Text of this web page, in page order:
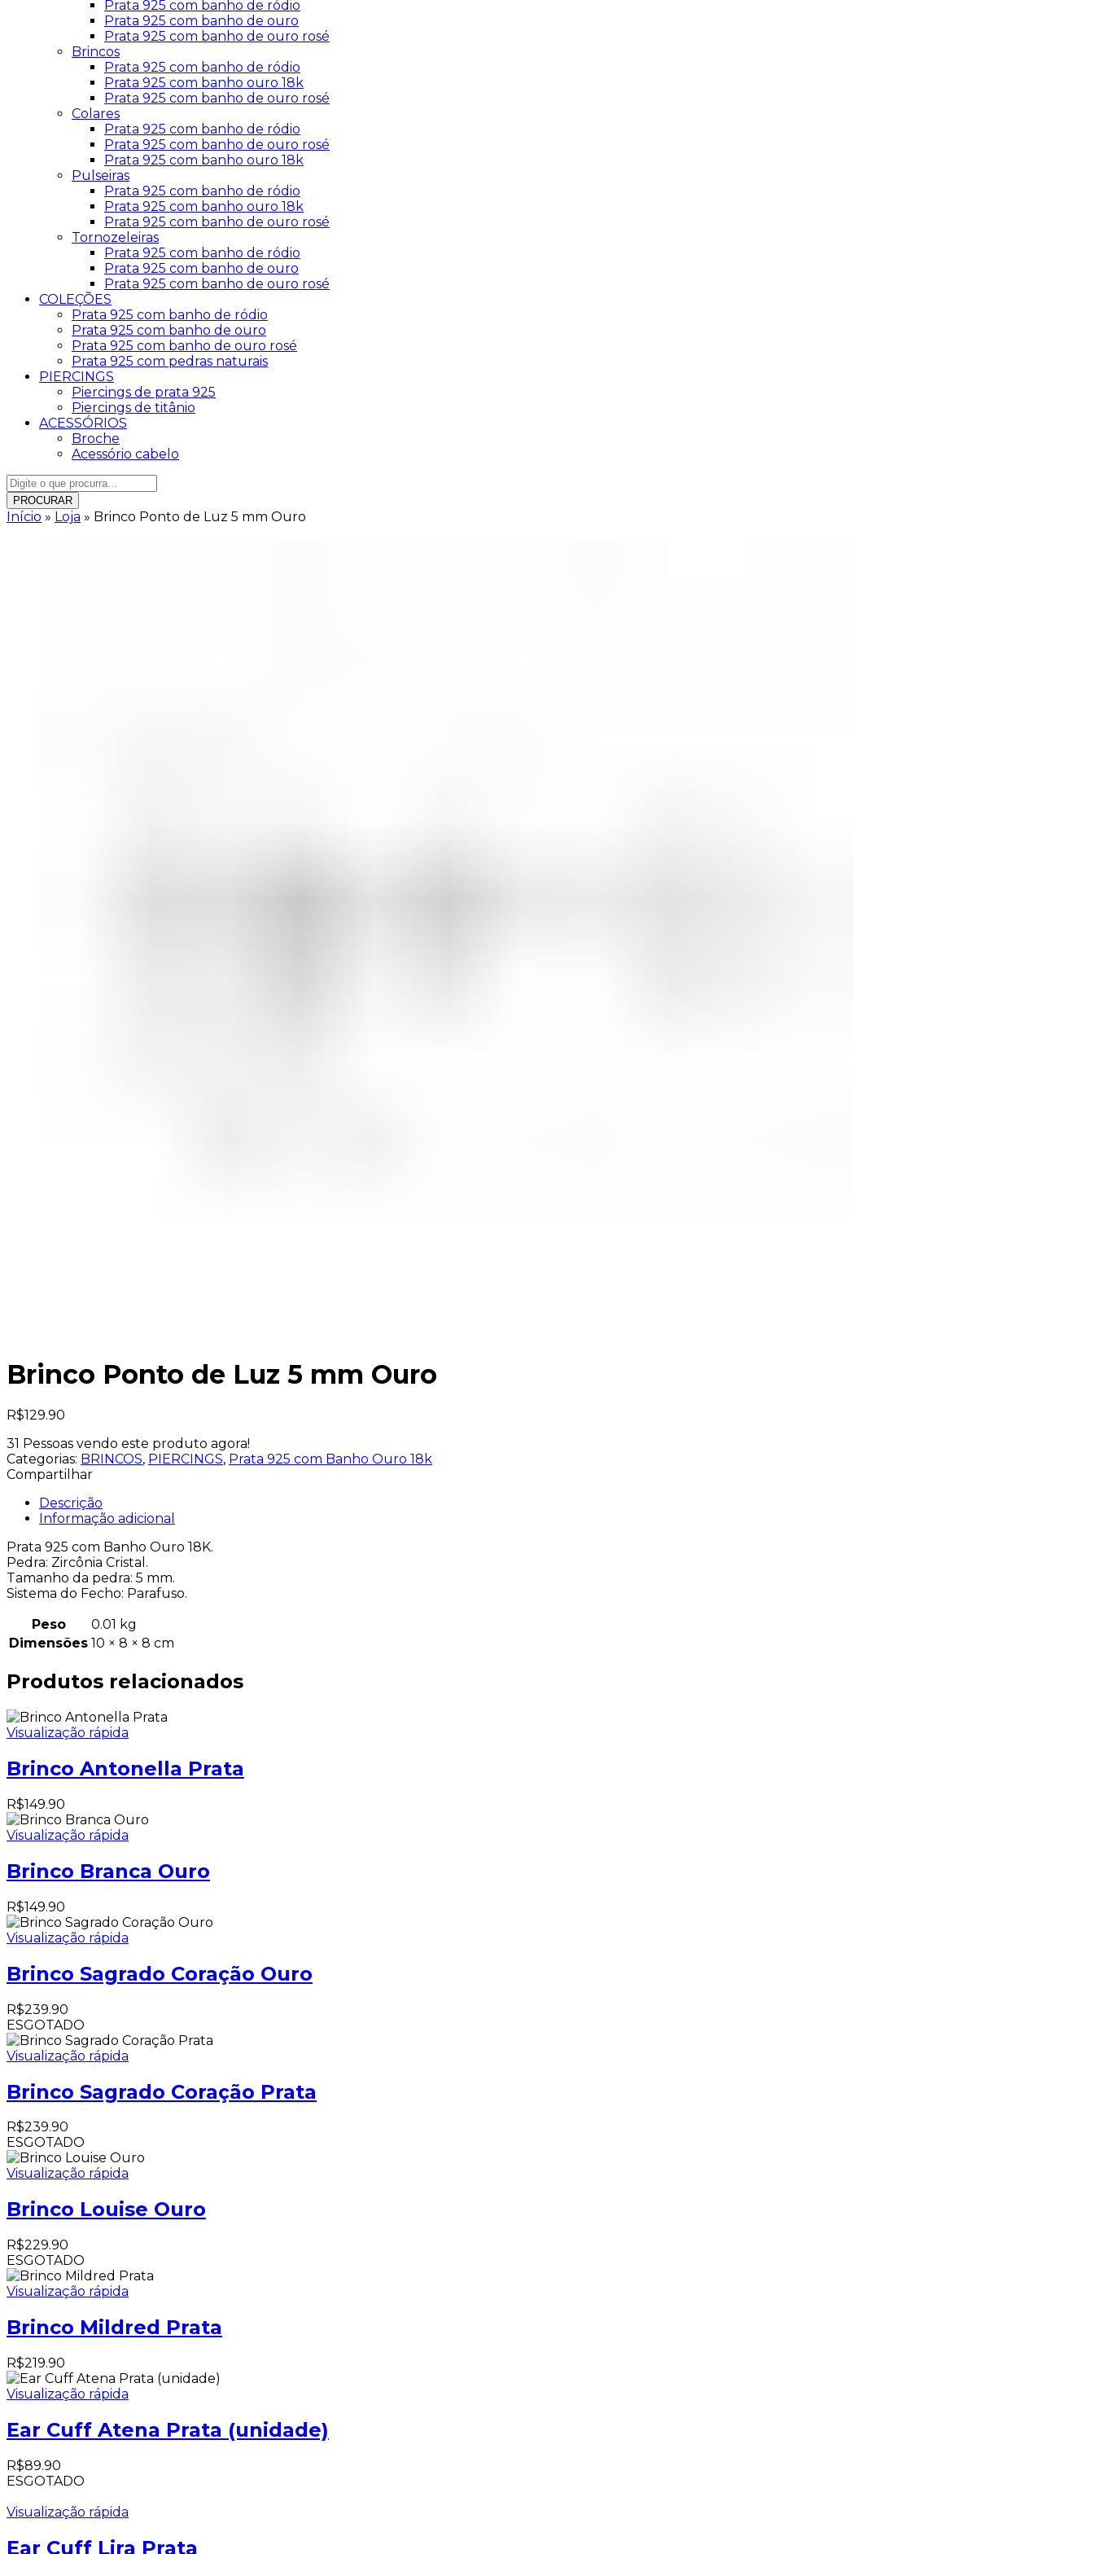
Prata 925 com banho de ródio
Prata 925 com banho de ouro
Prata 925 com banho de ouro rosé
Brincos
Prata 925 com banho de ródio
Prata 925 com banho ouro 18k
Prata 925 com banho de ouro rosé
Colares
Prata 925 com banho de ródio
Prata 925 com banho de ouro rosé
Prata 925 com banho ouro 18k
Pulseiras
Prata 925 com banho de ródio
Prata 925 com banho ouro 18k
Prata 925 com banho de ouro rosé
Tornozeleiras
Prata 925 com banho de ródio
Prata 925 com banho de ouro
Prata 925 com banho de ouro rosé
COLEÇÕES
Prata 925 com banho de ródio
Prata 925 com banho de ouro
Prata 925 com banho de ouro rosé
Prata 925 com pedras naturais
PIERCINGS
Piercings de prata 925
Piercings de titânio
ACESSÓRIOS
Broche
Acessório cabelo
PROCURAR
Início » Loja » Brinco Ponto de Luz 5 mm Ouro
Brinco Ponto de Luz 5 mm Ouro
R$129.90
31 Pessoas vendo este produto agora!
Categorias: BRINCOS, PIERCINGS, Prata 925 com Banho Ouro 18k
Compartilhar
Descrição
Informação adicional
Prata 925 com Banho Ouro 18K.
Pedra: Zircônia Cristal.
Tamanho da pedra: 5 mm.
Sistema do Fecho: Parafuso.
Peso
0.01 kg
Dimensões 10 × 8 × 8 cm
Produtos relacionados
Visualização rápida
Brinco Antonella Prata
R$149.90
Visualização rápida
Brinco Branca Ouro
R$149.90
Visualização rápida
Brinco Sagrado Coração Ouro
R$239.90
ESGOTADO
Visualização rápida
Brinco Sagrado Coração Prata
R$239.90
ESGOTADO
Visualização rápida
Brinco Louise Ouro
R$229.90
ESGOTADO
Visualização rápida
Brinco Mildred Prata
R$219.90
Visualização rápida
Ear Cuff Atena Prata (unidade)
R$89.90
ESGOTADO
Visualização rápida
Ear Cuff Lira Prata